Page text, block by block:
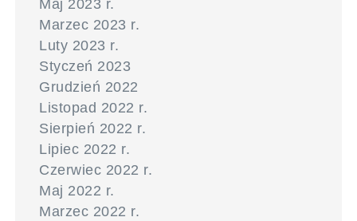
Maj 2023 r.
Marzec 2023 r.
Luty 2023 r.
Styczeń 2023
Grudzień 2022
Listopad 2022 r.
Sierpień 2022 r.
Lipiec 2022 r.
Czerwiec 2022 r.
Maj 2022 r.
Marzec 2022 r.